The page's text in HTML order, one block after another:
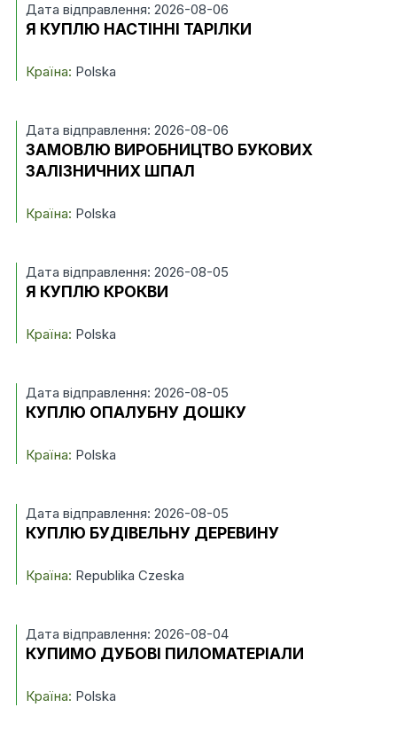
Дата відправлення: 2026-08-06
Я КУПЛЮ НАСТІННІ ТАРІЛКИ
Країна: Polska
Дата відправлення: 2026-08-06
ЗАМОВЛЮ ВИРОБНИЦТВО БУКОВИХ
ЗАЛІЗНИЧНИХ ШПАЛ
Країна: Polska
Дата відправлення: 2026-08-05
Я КУПЛЮ КРОКВИ
Країна: Polska
Дата відправлення: 2026-08-05
КУПЛЮ ОПАЛУБНУ ДОШКУ
Країна: Polska
Дата відправлення: 2026-08-05
КУПЛЮ БУДІВЕЛЬНУ ДЕРЕВИНУ
Країна: Republika Czeska
Дата відправлення: 2026-08-04
КУПИМО ДУБОВІ ПИЛОМАТЕРІАЛИ
Країна: Polska